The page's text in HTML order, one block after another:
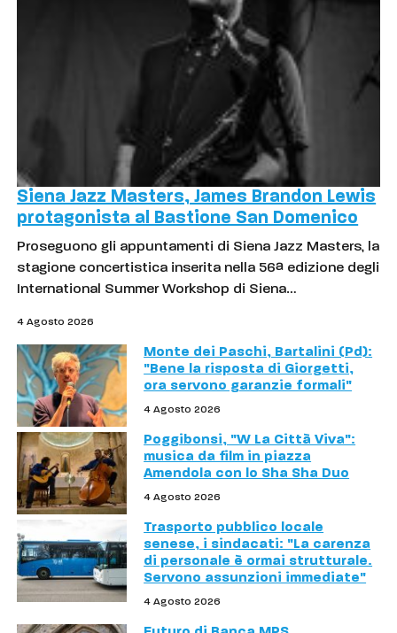
Siena Jazz Masters, James Brandon Lewis
protagonista al Bastione San Domenico
Proseguono gli appuntamenti di Siena Jazz Masters, la
stagione concertistica inserita nella 56ª edizione degli
International Summer Workshop di Siena…
4 Agosto 2026
Monte dei Paschi, Bartalini (Pd):
"Bene la risposta di Giorgetti,
ora servono garanzie formali"
4 Agosto 2026
Poggibonsi, "W La Città Viva":
musica da film in piazza
Amendola con lo Sha Sha Duo
4 Agosto 2026
Trasporto pubblico locale
senese, i sindacati: "La carenza
di personale è ormai strutturale.
Servono assunzioni immediate"
4 Agosto 2026